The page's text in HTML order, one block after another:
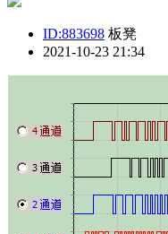
ID:883698 板凳
2021-10-23 21:34